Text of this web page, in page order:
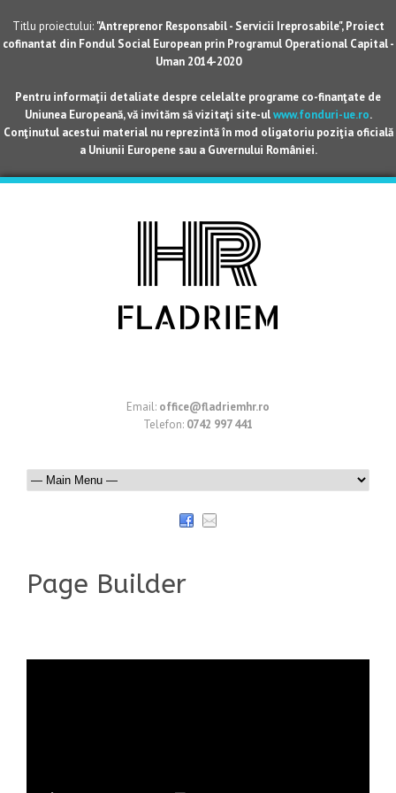
Titlu proiectului: "Antreprenor Responsabil - Servicii Ireprosabile", Proiect
cofinantat din Fondul Social European prin Programul Operational Capital -
Uman 2014-2020
Pentru informaţii detaliate despre celelalte programe co-finanţate de
Uniunea Europeană, vă invităm să vizitaţi site-ulwww.fonduri-ue.ro.
Conţinutul acestui material nu reprezintă în mod oligatoriu poziţia oficială
a Uniunii Europene sau a Guvernului României.
Email: office@fladriemhr.ro
Telefon: 0742 997 441
Page Builder